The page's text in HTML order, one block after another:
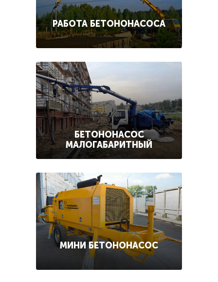
РАБОТА БЕТОНОНАСОСА
БЕТОНОНАСОС
МАЛОГАБАРИТНЫЙ
МИНИ БЕТОНОНАСОС